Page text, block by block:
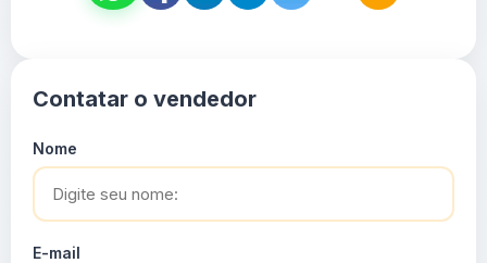
Contatar o vendedor
Nome
E-mail